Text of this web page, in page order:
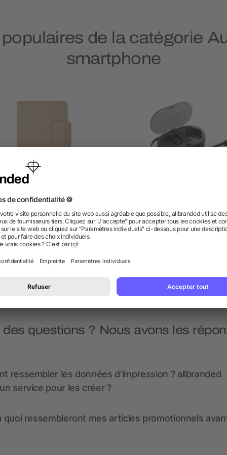
de la catégorie
smartphone
Baltimore RCS Protège-
avec traceur intégré
D
dès 13,78 €
Kit de recharge 60W
plastique recyclé RCS
des questions ? Nous avons les
ressembler les données d’impression ? allbranded
service pour les créer ?
quoi ressembleront mes articles promotionnels